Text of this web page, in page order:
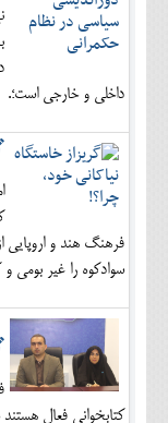
داخلی و خارجی است؛.
سوادکوه را غیر بومی
کتابخوانی فعال